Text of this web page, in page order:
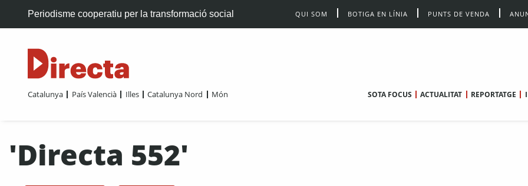
Periodisme cooperatiu per la transformació social QUI SOM BOTIGA EN LÍNIA PUNTS DE VENDA
Catalunya País Valencià Illes Catalunya Nord Món SOTA FOCUS ACTUALITAT REPORTATGE
'Directa 552'